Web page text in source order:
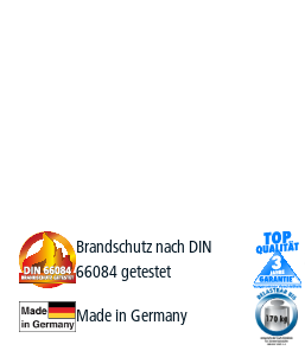
Brandschutz nach DIN
66084 getestet
Made in Germany